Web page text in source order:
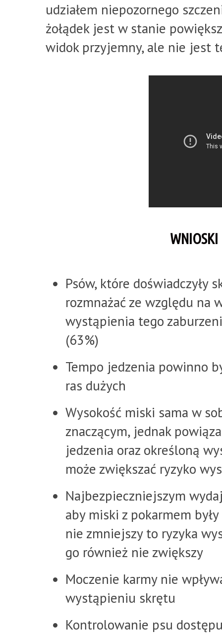
udziałem niepozornego
żołądek jest w stanie
widok przyjemny, ale nie jest
WNIOSKI
Psów, które doświadczyły
rozmnażać ze względu na
wystąpienia tego
(63%)
Tempo jedzenia powinno
ras dużych
Wysokość miski sama w
znaczącym, jednak
jedzenia oraz określoną
może zwiększać ryzyko
Najbezpieczniejszym
aby miski z pokarmem
nie zmniejszy to ryzyka
go również nie zwiększy
Moczenie karmy nie
wystąpieniu skrętu
Kontrolowanie psu